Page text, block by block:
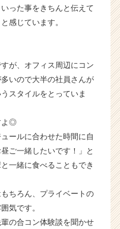
った事をきちんと伝えて
感じています。
が、オフィス周辺にコン
いので大半の社員さんが
スタイルをとっていま
よ◎
ールに合わせた時間に自
ご一緒したいです！」と
一緒に食べることもでき
ちろん、プライベートの
気です。
の合コン体験談を聞かせ